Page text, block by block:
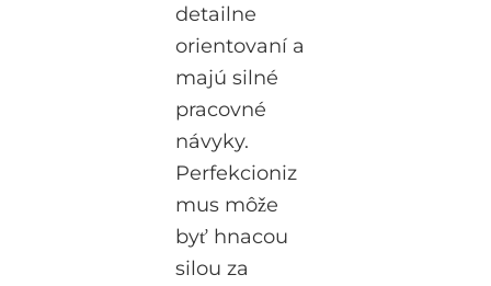
detailne
orientovaní a
majú silné
pracovné
návyky.
Perfekcioniz
mus môže
byť hnacou
silou za